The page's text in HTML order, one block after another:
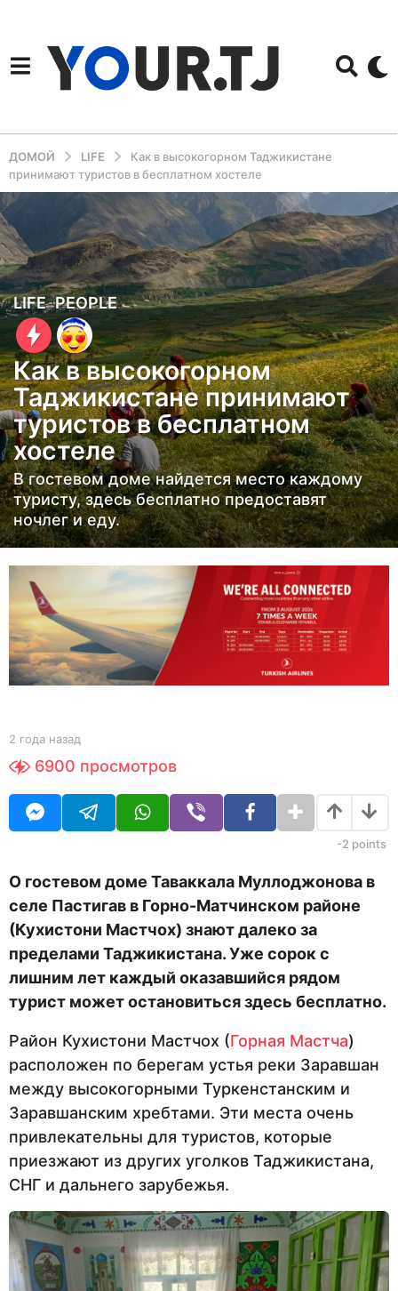
ДОМОЙ LIFE
Как в высокогорном Таджикистане
принимают туристов в бесплатном хостеле
2
г
о
д
а
н
а
з
а
д
2
г
д
а
н
а
а
д
LIFE ,PEOPLE
Как в высокогорном
Таджикистане принимают
туристов в бесплатном
хостеле
В гостевом доме найдется место каждому
туристу, здесь бесплатно предоставят
ночлег и еду.
b
Y
O
R
2 года назад
о
а
н
д
6900 просмотров
-2 points
О гостевом доме Таваккала Муллоджонова в
селе Пастигав в Горно-Матчинском районе
(Кухистони Мастчох) знают далеко за
пределами Таджикистана. Уже сорок с
лишним лет каждый оказавшийся рядом
турист может остановиться здесь бесплатно.
Район Кухистони Мастчох (Горная Мастча)
расположен по берегам устья реки Заравшан
между высокогорными Туркенстанским и
Заравшанским хребтами. Эти места очень
привлекательны для туристов, которые
приезжают из других уголков Таджикистана,
СНГ и дальнего зарубежья.